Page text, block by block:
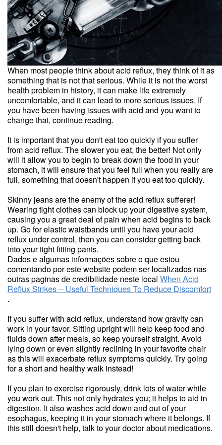
When most people think about acid reflux, they think of it as
something that is not that serious. While it is not the worst
health problem in history, it can make life extremely
uncomfortable, and it can lead to more serious issues. If
you have been having issues with acid and you want to
change that, continue reading.
It is important that you don't eat too quickly if you suffer
from acid reflux. The slower you eat, the better! Not only
will it allow you to begin to break down the food in your
stomach, it will ensure that you feel full when you really are
full, something that doesn't happen if you eat too quickly.
Skinny jeans are the enemy of the acid reflux sufferer!
Wearing tight clothes can block up your digestive system,
causing you a great deal of pain when acid begins to back
up. Go for elastic waistbands until you have your acid
reflux under control, then you can consider getting back
into your tight fitting pants.
Dados e algumas informações sobre o que estou
comentando por este website podem ser localizados nas
outras paginas de credibilidade neste local When Acid
Reflux Strikes -- Useful Techniques To Reduce Discomfort
.
If you suffer with acid reflux, understand how gravity can
work in your favor. Sitting upright will help keep food and
fluids down after meals, so keep yourself straight. Avoid
lying down or even slightly reclining in your favorite chair
as this will exacerbate reflux symptoms quickly. Try going
for a short and healthy walk instead!
If you plan to exercise rigorously, drink lots of water while
you work out. This not only hydrates you; it helps to aid in
digestion. It also washes acid down and out of your
esophagus, keeping it in your stomach where it belongs. If
this still doesn't help, talk to your doctor about medications.